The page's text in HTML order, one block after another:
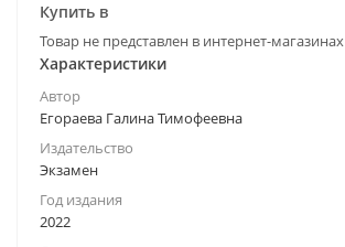
Купить в
Товар не представлен в интернет-магазинах
Характеристики
Автор
Егораева Галина Тимофеевна
Издательство
Экзамен
Год издания
2022